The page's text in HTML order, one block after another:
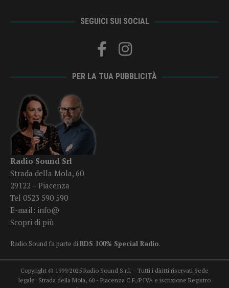
SEGUICI SUI SOCIAL
PER LA TUA PUBBLICITÀ
Radio Sound Srl
Strada della Mola, 60
29122 – Piacenza
Tel 0523 590 590
E-mail: info@
Scopri di più
Radio Sound fa parte diRDS 100% Special Radio.
Copyright © 1999/2025 Radio Sound S.r.l. - Tutti i diritti riservati Sede
legale: Strada della Mola, 60 - Piacenza C.F./P.IVA e iscrizione Registro